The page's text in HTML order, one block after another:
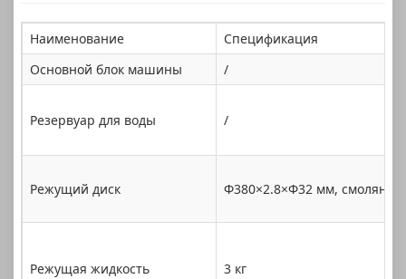
Наименование
Спецификация
Основной блок машины
/
Резервуар для воды /
Режущий диск Φ380×2.8×Φ32 мм, смоляной
Режущая жидкость 3 кг